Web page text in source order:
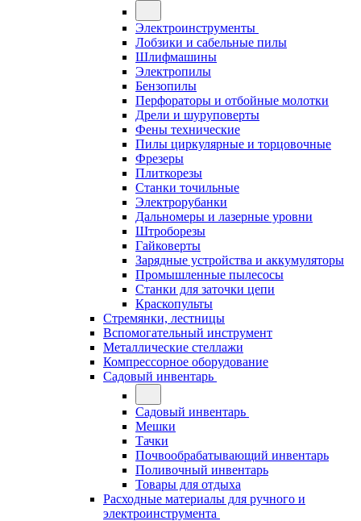
Электроинструменты
Лобзики и сабельные пилы
Шлифмашины
Электропилы
Бензопилы
Перфораторы и отбойные молотки
Дрели и шуруповерты
Фены технические
Пилы циркулярные и торцовочные
Фрезеры
Плиткорезы
Станки точильные
Электрорубанки
Дальномеры и лазерные уровни
Штроборезы
Гайковерты
Зарядные устройства и аккумуляторы
Промышленные пылесосы
Станки для заточки цепи
Краскопульты
Стремянки, лестницы
Вспомогательный инструмент
Металлические стеллажи
Компрессорное оборудование
Садовый инвентарь
Садовый инвентарь
Мешки
Тачки
Почвообрабатывающий инвентарь
Поливочный инвентарь
Товары для отдыха
Расходные материалы для ручного и
электроинструмента